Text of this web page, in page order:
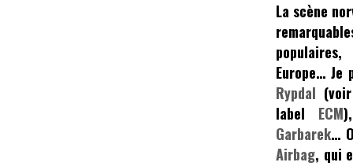
La scène
Europe…
Rypdal
label ECM
Garbarek…
Airbag, qui